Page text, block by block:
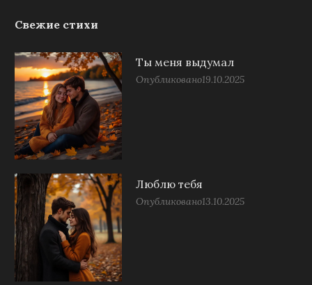
Свежие стихи
Ты меня выдумал
Опубликовано19.10.2025
Люблю тебя
Опубликовано13.10.2025